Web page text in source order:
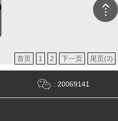
首页 1 2 下一页 尾页(3)
: 20069141